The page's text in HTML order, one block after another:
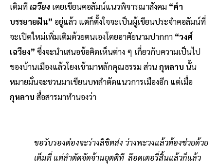
เดิมทีเฉวียง เคยเขียนคอลัมน์แนวพิจารณาสังคม “คำ
บรรยายฝัน” อยู่แล้ว แต่ก็ตั้งใจจะเป็นผู้เขียนประจำคอลัมน์ที่
จะเปิดใหม่เพิ่มเติมด้วยตนเองโดยอาศัยนามปากกา “วงศ์
เฉวียง” ซึ่งจะนำเสนอข้อคิดเห็นต่าง ๆ เกี่ยวกับความเป็นไป
ของบ้านเมืองแล้วโยงเข้ามาหลักคุณธรรม ส่วนกุหลาบ นั้น
หมายมั่นจะชวนมาเขียนบทลำตัดแนวการเมืองอีก แต่เมื่อ
กุหลาบ สื่อสารมาทำนองว่า
ขอรับรองต๋องจะร่างลิขิตส่ง ว่างพะวงแล้วต้องช่วยด้วย
เต็มที่ แต่ลำตัดจัดจ้านยุตติที ล๊อดเตอรี่สิ้นแล้วก็แล้ว